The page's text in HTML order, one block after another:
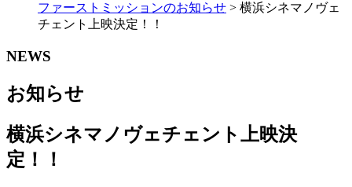
ファーストミッションのお知らせ > 横浜シネマノヴェ
チェント上映決定！！
NEWS
お知らせ
横浜シネマノヴェチェント上映決
定！！